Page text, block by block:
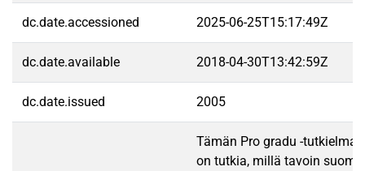
dc.date.accessioned 2025-06-25T15:17:49Z
dc.date.available 2018-04-30T13:42:59Z
dc.date.issued 2005
Tämän Pro gradu -
on tutkia, millä tavoin